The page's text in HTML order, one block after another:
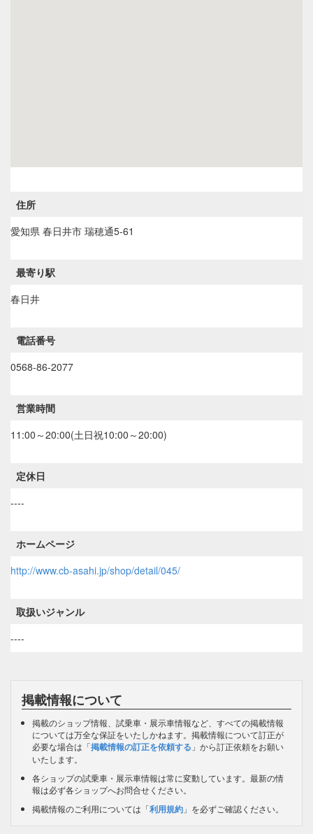
住所
愛知県 春日井市 瑞穂通5-61
最寄り駅
春日井
電話番号
0568-86-2077
営業時間
11:00～20:00(土日祝10:00～20:00)
定休日
----
ホームページ
http://www.cb-asahi.jp/shop/detail/045/
取扱いジャンル
----
掲載情報について
掲載のショップ情報、試乗車・展示車情報など、すべての掲載情報
については万全な保証をいたしかねます。掲載情報について訂正が
必要な場合は「掲載情報の訂正を依頼する 」から訂正依頼をお願い
いたします。
各ショップの試乗車・展示車情報は常に変動しています。最新の情
報は必ず各ショップへお問合せください。
掲載情報のご利用については「利用規約 」を必ずご確認ください。